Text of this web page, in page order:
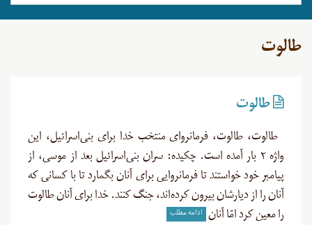
طالوت
طالوت
طالوت، طالوت، فرمانروای منتخب خدا برای بنی‌اسرائیل، این
واژه ۲ بار آمده است. چکیده: سران بنی‌اسرائیل بعد از موسی، از
پیامبر خود خواستند تا فرمانروایی برای آنان بگمارد تا با کسانی که
آنان را از دیارشان بیرون کرده‌اند، جنگ کنند. خدا برای آنان طالوت
را معین کرد امّا آنان
ادامه مطلب